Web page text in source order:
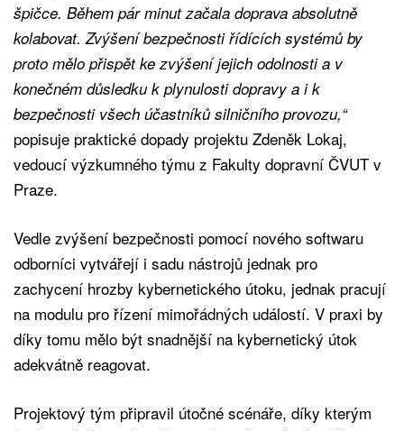
špičce. Během pár minut začala doprava absolutně
kolabovat. Zvýšení bezpečnosti řídících systémů by
proto mělo přispět ke zvýšení jejich odolnosti a v
konečném důsledku k plynulosti dopravy a i k
bezpečnosti všech účastníků silničního provozu,“
popisuje praktické dopady projektu Zdeněk Lokaj,
vedoucí výzkumného týmu z Fakulty dopravní ČVUT v
Praze.
Vedle zvýšení bezpečnosti pomocí nového softwaru
odborníci vytvářejí i sadu nástrojů jednak pro
zachycení hrozby kybernetického útoku, jednak pracují
na modulu pro řízení mimořádných událostí. V praxi by
díky tomu mělo být snadnější na kybernetický útok
adekvátně reagovat.
Projektový tým připravil útočné scénáře, díky kterým